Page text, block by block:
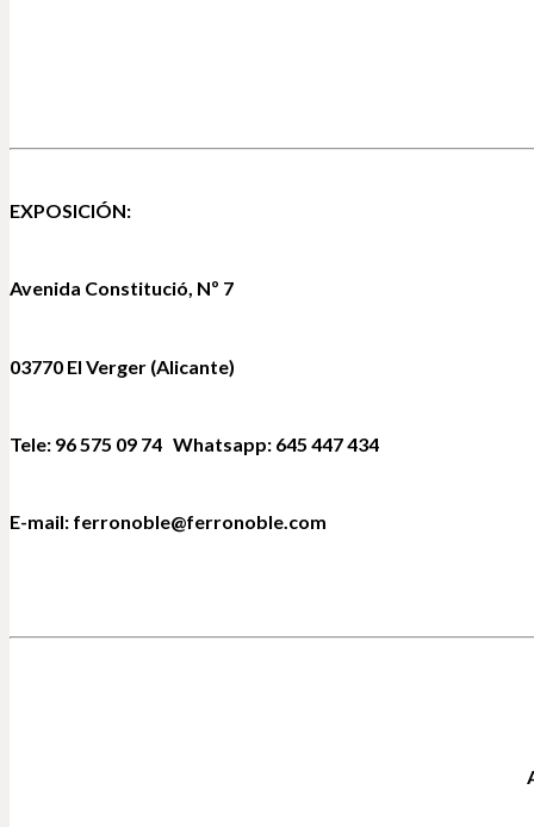
EXPOSICIÓN:
Avenida Constitució, Nº 7
03770 El Verger (Alicante)
Tele: 96 575 09 74 Whatsapp: 645 447 434
E-mail: ferronoble@ferronoble.com